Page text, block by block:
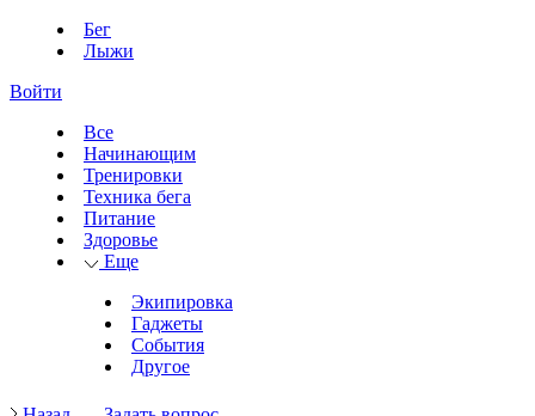
Бег
Лыжи
Войти
Все
Начинающим
Тренировки
Техника бега
Питание
Здоровье
Еще
Экипировка
Гаджеты
События
Другое